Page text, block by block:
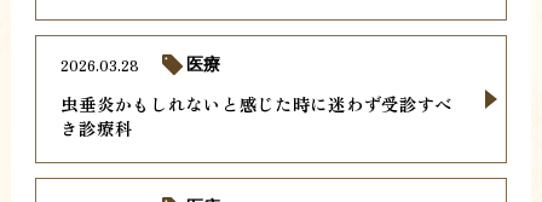
虫垂炎かもしれないと感じた時に迷わず受診すべ
き診療科
2026.03.28 医療